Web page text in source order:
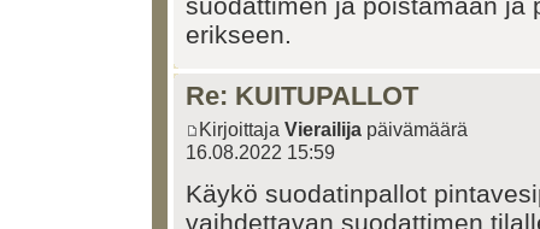
erikseen.
Re: KUITUPALLOT
Kirjoittaja Vierailija päivämäärä
16.08.2022 15:59
Käykö suodatinpallot
vaihdettavan suodattimen